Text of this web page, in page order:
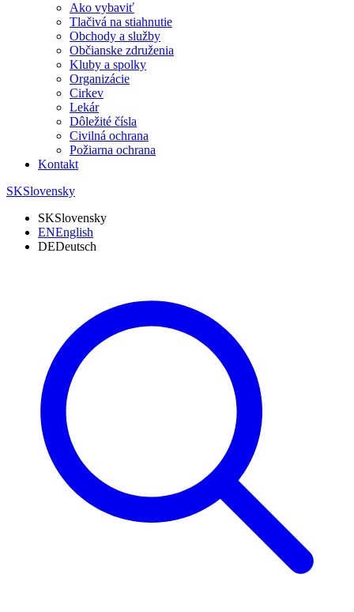
Ako vybaviť
Tlačivá na stiahnutie
Obchody a služby
Občianske združenia
Kluby a spolky
Organizácie
Cirkev
Lekár
Dôležité čísla
Civilná ochrana
Požiarna ochrana
Kontakt
SKSlovensky
SKSlovensky
ENEnglish
DEDeutsch